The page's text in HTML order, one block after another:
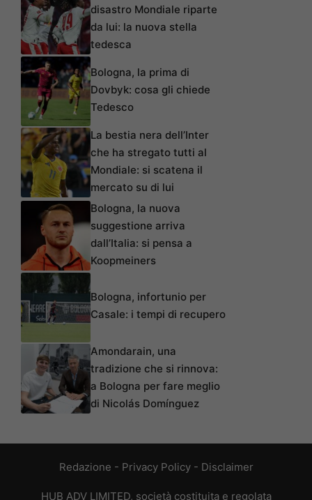
disastro Mondiale riparte
da lui: la nuova stella
tedesca
Bologna, la prima di
Dovbyk: cosa gli chiede
Tedesco
La bestia nera dell’Inter
che ha stregato tutti al
Mondiale: si scatena il
mercato su di lui
Bologna, la nuova
suggestione arriva
dall’Italia: si pensa a
Koopmeiners
Bologna, infortunio per
Casale: i tempi di recupero
Amondarain, una
tradizione che si rinnova:
a Bologna per fare meglio
di Nicolás Domínguez
Redazione - Privacy Policy- Disclaimer
HUB ADV LIMITED, società costituita e regolata